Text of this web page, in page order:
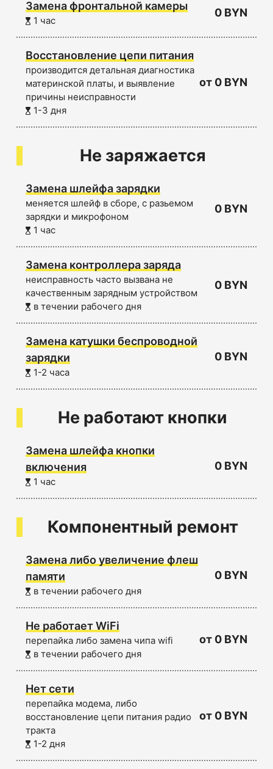
Замена фронтальной камеры
1 час
0 BYN
Восстановление цепи питания
производится детальная диагностика
материнской платы, и выявление
причины неисправности
1-3 дня
от 0 BYN
Не заряжается
Замена шлейфа зарядки
меняется шлейф в сборе, с разьемом
зарядки и микрофоном
1 час
0 BYN
Замена контроллера заряда
неисправность часто вызвана не
качественным зарядным устройством
в течении рабочего дня
0 BYN
Замена катушки беспроводной
зарядки
1-2 часа
0 BYN
Не работают кнопки
Замена шлейфа кнопки
включения
1 час
0 BYN
Компонентный ремонт
Замена либо увеличение флеш
памяти
в течении рабочего дня
0 BYN
Не работает WiFi
перепайка либо замена чипа wifi
в течении рабочего дня
от 0 BYN
Нет сети
перепайка модема, либо
восстановление цепи питания радио
тракта
1-2 дня
от 0 BYN